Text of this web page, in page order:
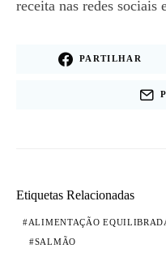
receita nas redes sociais
PARTILHAR
Etiquetas Relacionadas
ALIMENTAÇÃO
SALMÃO